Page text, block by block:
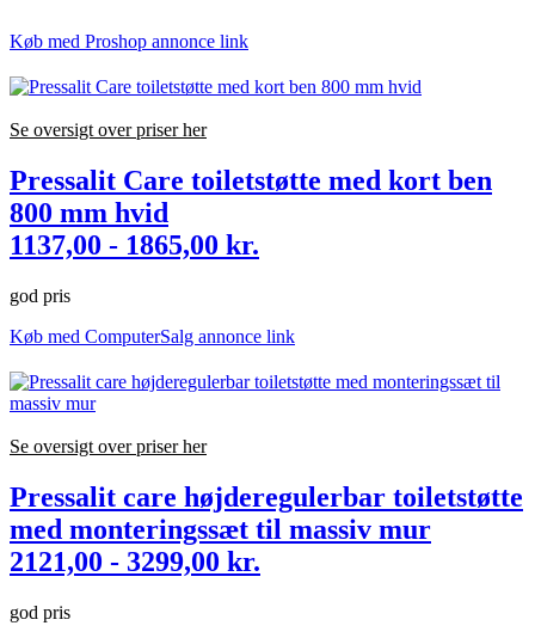
Køb med Proshop annonce link
Se oversigt over priser her
Pressalit Care toiletstøtte med kort ben
800 mm hvid
1137,00 - 1865,00 kr.
god pris
Køb med ComputerSalg annonce link
Se oversigt over priser her
Pressalit care højderegulerbar toiletstøtte
med monteringssæt til massiv mur
2121,00 - 3299,00 kr.
god pris